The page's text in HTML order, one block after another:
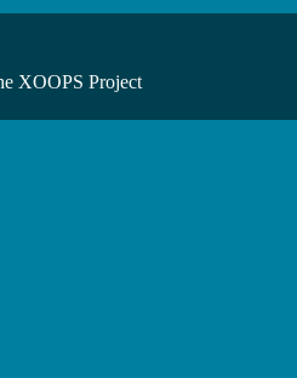
XOOPS Project